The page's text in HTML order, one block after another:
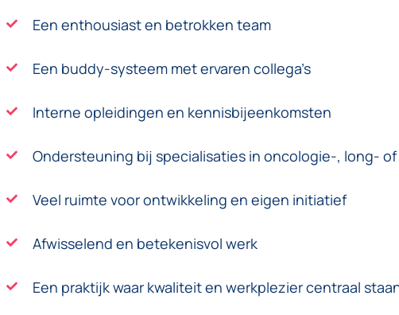
Een enthousiast en betrokken team
Een buddy-systeem met ervaren collega’s
Interne opleidingen en kennisbijeenkomsten
Ondersteuning bij specialisaties in oncologie-, long-
Veel ruimte voor ontwikkeling en eigen initiatief
Afwisselend en betekenisvol werk
Een praktijk waar kwaliteit en werkplezier centraal